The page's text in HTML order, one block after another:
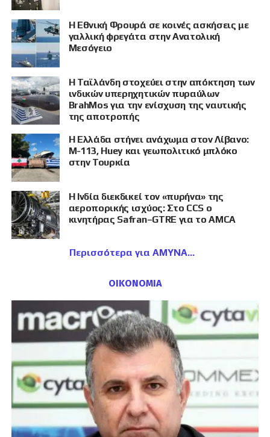
Η Εθνική Φρουρά σε κοινές ασκήσεις με
γαλλική φρεγάτα στην Ανατολική
Μεσόγειο
Η Ταϊλάνδη στοχεύει στην απόκτηση των
ινδικών υπερηχητικών πυραύλων
BrahMos για την ενίσχυση της ναυτικής
της αποτροπής
Η Ελλάδα στήνει ανάχωμα στον Λίβανο:
M-113, Huey και γεωπολιτικό μπλόκο
στην Τουρκία
Η Ινδία διεκδικεί τον «πυρήνα» της
αεροπορικής ισχύος: Στο CCS ο
κινητήρας Safran–GTRE για το AMCA
Περισσότερα για ΑΜΥΝΑ
ΟΙΚΟΝΟΜΙΑ